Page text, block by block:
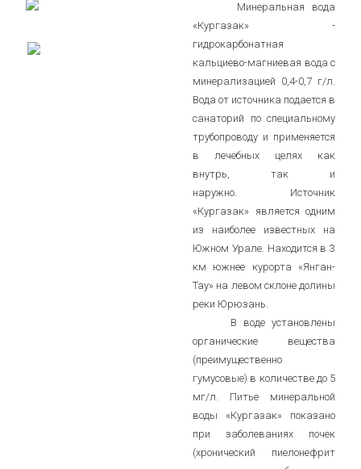
Минеральная вода
«Кургазак» -
гидрокарбонатная
кальциево-магниевая вода с
минерализацией 0,4-0,7 г/л.
Вода от источника подается в
санаторий по специальному
трубопроводу и применяется
в лечебных целях как
внутрь, так и
наружно. Источник
«Кургазак» является одним
из наиболее известных на
Южном Урале. Находится в 3
км южнее курорта «Янган-
Тау» на левом склоне долины
реки Юрюзань.
В воде установлены
органические вещества
(преимущественно
гумусовые) в количестве до 5
мг/л. Питье минеральной
воды «Кургазак» показано
при заболеваниях почек
(хронический пиелонефрит